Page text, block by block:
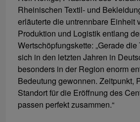
Rheinischen Textil- und
erläuterte die untrennbare Einheit
Produktion und Logistik entlang
Wertschöpfungskette: „Gerade
sich in den letzten Jahren in
besonders in der Region enorm
Bedeutung gewonnen. Zeitpunkt,
Standort für die Eröffnung des
passen perfekt zusammen.“